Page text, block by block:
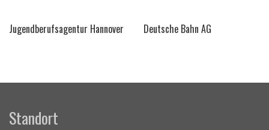
Jugendberufsagentur Hannover Deutsche Bahn AG
Standort